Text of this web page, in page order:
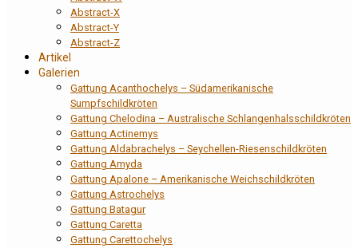
Abstract-X
Abstract-Y
Abstract-Z
Artikel
Galerien
Gattung Acanthochelys – Südamerikanische
Sumpfschildkröten
Gattung Chelodina – Australische Schlangenhalsschildkröten
Gattung Actinemys
Gattung Aldabrachelys – Seychellen-Riesenschildkröten
Gattung Amyda
Gattung Apalone – Amerikanische Weichschildkröten
Gattung Astrochelys
Gattung Batagur
Gattung Caretta
Gattung Carettochelys